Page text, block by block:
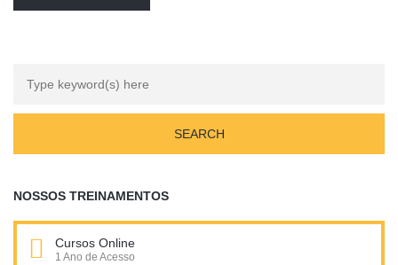
NOSSOS TREINAMENTOS
Cursos Online
1 Ano de Acesso